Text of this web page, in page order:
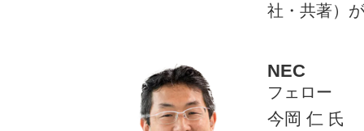
社・共著）
NEC
フェロー
今岡 仁 氏